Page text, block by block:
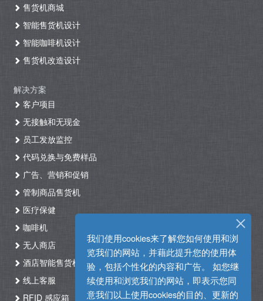
我们使用cookies来了解您如何使用和浏
览我们的网站，并藉此提升您的使用体
验，包括个性化的内容和广告。 如您继
续使用和浏览我们的网站，即表示您同
意我们以上使用cookies的目的、更新的
售货机商城
智能售货机设计
智能咖啡机设计
售货机改造设计
解决方案
客户项目
无接触和无现金
员工发放监控
代码兑换与免费样品
广告、营销和促销
管制商品售货机
医疗保健
咖啡机
无人商店
酒店智能售货机自助入住系统
线上客服
RFID 感应箱